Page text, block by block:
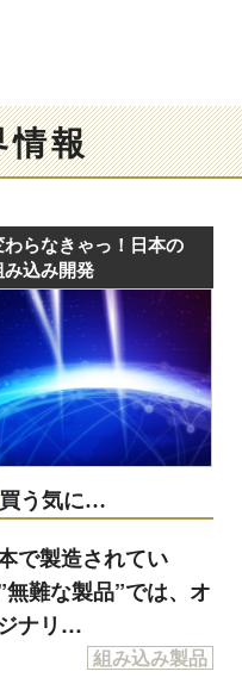
情報
わらなきゃっ！日本の
み込み開発
買う気に…
で製造されてい
無難な製品”では、オ
ナリ…
組み込み製品